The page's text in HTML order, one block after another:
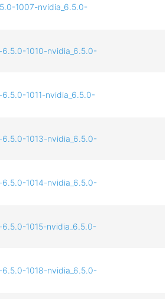
1007-nvidia_6.5.0-
1010-nvidia_6.5.0-
1011-nvidia_6.5.0-
1013-nvidia_6.5.0-
1014-nvidia_6.5.0-
1015-nvidia_6.5.0-
1018-nvidia_6.5.0-